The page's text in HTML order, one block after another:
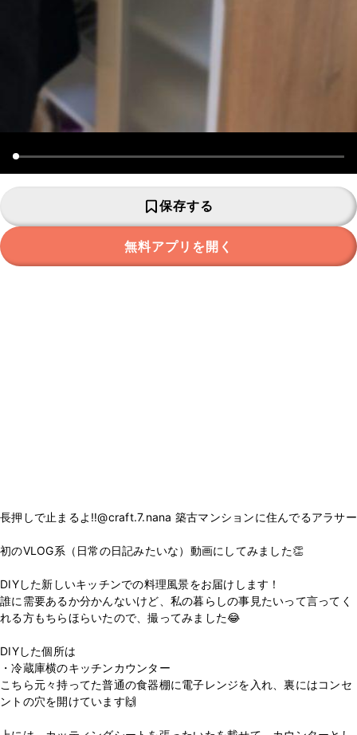
保存する
無料アプリを開く
長押しで止まるよ‼️@craft.7.nana 築古マンションに住んでるアラサー
初のVLOG系（日常の日記みたいな）動画にしてみました👏
DIYした新しいキッチンでの料理風景をお届けします！
誰に需要あるか分かんないけど、私の暮らしの事見たいって言ってく
れる方もちらほらいたので、撮ってみました😂
DIYした個所は
・冷蔵庫横のキッチンカウンター
こちら元々持ってた普通の食器棚に電子レンジを入れ、裏にはコンセ
ントの穴を開けています🙌